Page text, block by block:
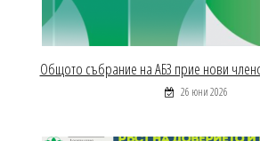
Общото събрание на АБЗ прие нови
26 юни 2026